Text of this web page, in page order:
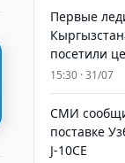
Первые
посетили
15:30 · 31/07
СМИ
поставке
J-10CE